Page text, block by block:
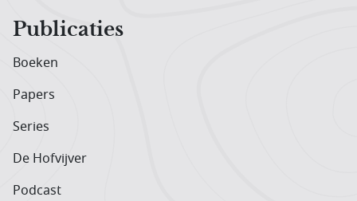
Publicaties
Boeken
Papers
Series
De Hofvijver
Podcast